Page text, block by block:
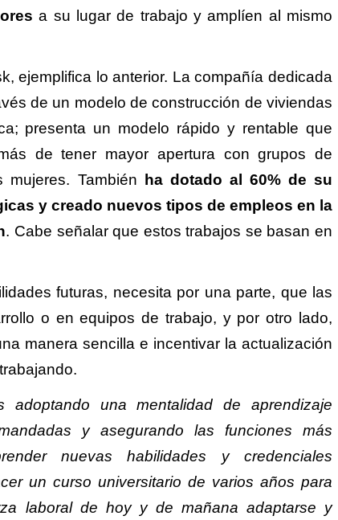
a su lugar de trabajo y amplíen al mismo
ejemplifica lo anterior. La compañía dedicada
de un modelo de construcción de viviendas
presenta un modelo rápido y rentable que
de tener mayor apertura con grupos de
mujeres. También
ha dotado al 60% de su
y creado nuevos tipos de empleos en la
. Cabe señalar que estos trabajos se basan en
futuras, necesita por una parte, que las
o en equipos de trabajo, y por otro lado,
manera sencilla e incentivar la actualización
adoptando una mentalidad de aprendizaje
y asegurando las funciones más
nuevas habilidades y credenciales
un curso universitario de varios años para
laboral de hoy y de mañana adaptarse y